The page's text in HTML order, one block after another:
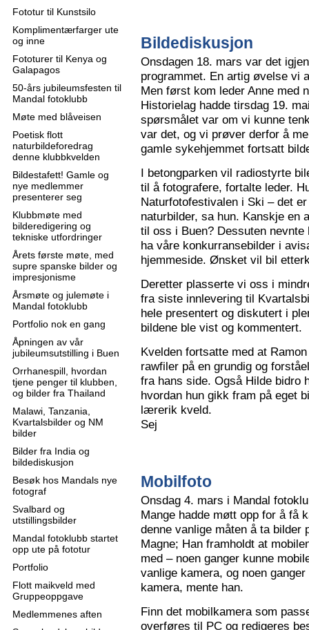
Fototur til Kunstsilo
Komplimentærfarger ute
og inne
Fototurer til Kenya og
Galapagos
50-års jubileumsfesten til
Mandal fotoklubb
Møte med blåveisen
Poetisk flott
naturbildeforedrag
denne klubbkvelden
Bildestafett! Gamle og
nye medlemmer
presenterer seg
Klubbmøte med
bilderedigering og
tekniske utfordringer
Årets første møte, med
supre spanske bilder og
impresjonisme
Årsmøte og julemøte i
Mandal fotoklubb
Portfolio nok en gang
Åpningen av vår
jubileumsutstilling i Buen
Orrhanespill, hvordan
tjene penger til klubben,
og bilder fra Thailand
Malawi, Tanzania,
Kvartalsbilder og NM
bilder
Bilder fra India og
bildediskusjon
Besøk hos Mandals nye
fotograf
Svalbard og
utstillingsbilder
Mandal fotoklubb startet
opp ute på fototur
Portfolio
Flott maikveld med
Gruppeoppgave
Medlemmenes aften
Bildediskusjon
Onsdagen 18. mars var det
programmet. En artig øvelse vi
Men først kom leder Anne med
Historielag hadde tirsdag 19.
spørsmålet var om vi kunne
var det, og vi prøver derfor å
gamle sykehjemmet fortsatt
I betongparken vil radiostyrte
til å fotografere, fortalte leder.
Naturfotofestivalen i Ski – det
naturbilder, sa hun. Kanskje en
til oss i Buen? Dessuten
ha våre konkurransebilder i
hjemmeside. Ønsket vil bil
Deretter plasserte vi oss i
fra siste innlevering til
hele presentert og diskutert i
bildene ble vist og kommentert.
Kvelden fortsatte med at
rawfiler på en grundig og
fra hans side. Også Hilde bidro
hvordan hun gikk fram på eget
lærerik kveld.
Sej
Mobilfoto
Onsdag 4. mars i Mandal
Mange hadde møtt opp for å få
denne vanlige måten å ta bilder
Magne; Han framholdt at
med – noen ganger kunne
vanlige kamera, og noen
kamera, mente han.
Finn det mobilkamera som
overføres til PC og redigeres